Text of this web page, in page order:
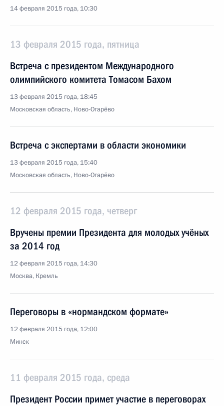
14 февраля 2015 года, 10:30
13 февраля 2015 года, пятница
Встреча с президентом Международного
олимпийского комитета Томасом Бахом
13 февраля 2015 года, 18:45
Московская область, Ново-Огарёво
Встреча с экспертами в области экономики
13 февраля 2015 года, 15:40
Московская область, Ново-Огарёво
12 февраля 2015 года, четверг
Вручены премии Президента для молодых учёных
за 2014 год
12 февраля 2015 года, 14:30
Москва, Кремль
Переговоры в «нормандском формате»
12 февраля 2015 года, 12:00
Минск
11 февраля 2015 года, среда
Президент России примет участие в переговорах